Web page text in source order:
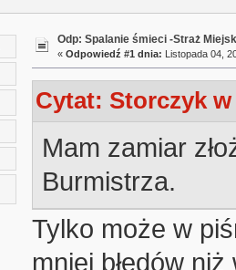
Odp: Spalanie śmieci -Straż
« Odpowiedź #1 dnia: Listopada 04,
Cytat: Storczyk w
Mam zamiar
Burmistrza.
Tylko może w
mniej błędów